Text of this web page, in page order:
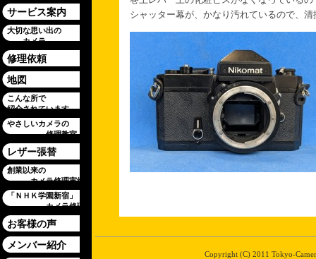
サービス案内
大切な思い出の
カメラ
修理依頼
地図
こんな所で
紹介されています
やさしいカメラの
修理教室
レザー張替
創業以来の
カメラ修理実績
「ＮＨＫ学園新宿」
カメラ修理
お客様の声
メンバー紹介
シャッター幕が、かなり汚れているので、
Copyright (C) 2011 Tokyo-